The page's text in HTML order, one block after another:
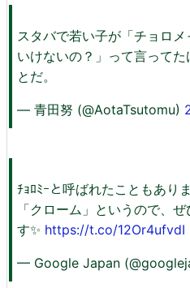
スタバで若い子が「チョロ
いけないの？」って言って
とだ。
— 青田努 (@AotaTsutomu)
ﾁｮﾛﾐｰと呼ばれたこともあり
「クローム」というので、
す✨ https://t.co/12Or4ufvdI
— Google Japan